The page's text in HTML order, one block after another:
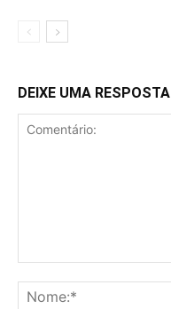
DEIXE UMA RESPOSTA